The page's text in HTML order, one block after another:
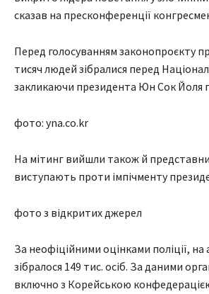
сказав на пресконференції
Перед голосуванням законопроєкту
тисяч людей зібралися перед
закликаючи президента Юн Сок Йоля
фото: yna.co.kr
На мітинг вийшли також й
виступають проти імпічменту
фото з відкритих джерел
За неофіційними оцінками поліції,
зібралося 149 тис. осіб. За даними
включно з Корейською